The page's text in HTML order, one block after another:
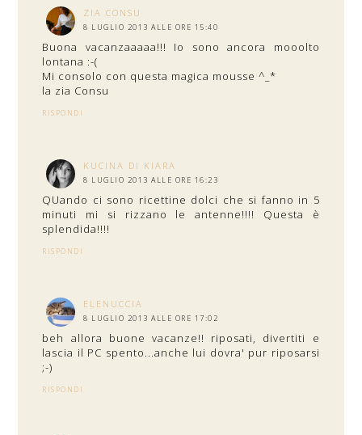
ZIA CONSU
8 LUGLIO 2013 ALLE ORE 15:40
Buona vacanzaaaaa!!! Io sono ancora mooolto
lontana :-(
Mi consolo con questa magica mousse ^_*
la zia Consu
RISPONDI
KUCINA DI KIARA
8 LUGLIO 2013 ALLE ORE 16:23
QUando ci sono ricettine dolci che si fanno in 5
minuti mi si rizzano le antenne!!!! Questa è
splendida!!!!
RISPONDI
ELENUCCIA
8 LUGLIO 2013 ALLE ORE 17:02
beh allora buone vacanze!! riposati, divertiti e
lascia il PC spento...anche lui dovra' pur riposarsi
;-)
RISPONDI